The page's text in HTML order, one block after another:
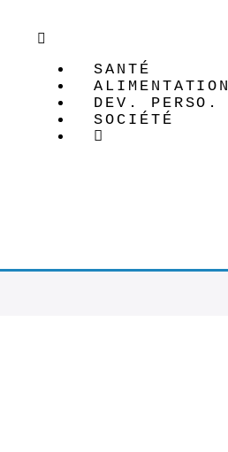
SANTÉ
ALIMENTATION
DEV. PERSO.
SOCIÉTÉ